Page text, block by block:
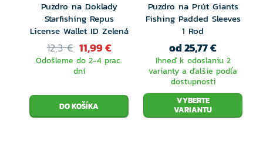
doklad (účtenku alebo faktúru) a visačku s unikátnym
kódom, ktorá je pripevnená na každom prúte.
Registrácia sa vykonáva v slovenčine priamo na
stránkach výrobcu:
https://garantie.sportex.de/
Puzdro na Doklady
Starfishing Repus
License Wallet ID Zelená
12,3 € 11,99 €
Odošleme do 2-4 prac.
dní
Puzdro na Prút Giants
Fishing Padded Sleeves
1 Rod
od 25,77 €
Ihneď k odoslaniu 2
varianty a ďalšie podľa
dostupnosti
VYBERTE
VARIANTU